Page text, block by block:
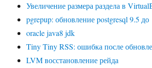
Увеличение размера раздела в
pgrepup: обновление postgresql 9.5 до
oracle java8 jdk
Tiny Tiny RSS: ошибка после
LVM восстановление рейда